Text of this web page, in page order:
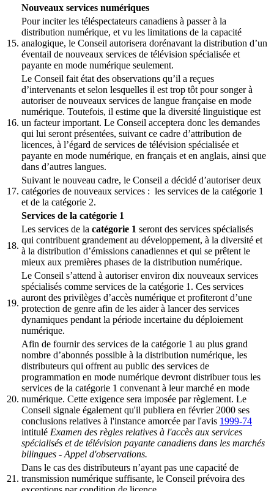
Nouveaux services numériques
15.
Pour inciter les téléspectateurs canadiens à passer à la
distribution numérique, et vu les limitations de la capacité
analogique, le Conseil autorisera dorénavant la distribution d’un
éventail de nouveaux services de télévision spécialisée et
payante en mode numérique seulement.
16.
Le Conseil fait état des observations qu’il a reçues
d’intervenants et selon lesquelles il est trop tôt pour songer à
autoriser de nouveaux services de langue française en mode
numérique. Toutefois, il estime que la diversité linguistique est
un facteur important. Le Conseil acceptera donc les demandes
qui lui seront présentées, suivant ce cadre d’attribution de
licences, à l’égard de services de télévision spécialisée et
payante en mode numérique, en français et en anglais, ainsi que
dans d’autres langues.
17.
Suivant le nouveau cadre, le Conseil a décidé d’autoriser deux
catégories de nouveaux services : les services de la catégorie 1
et de la catégorie 2.
Services de la catégorie 1
18.
Les services de la catégorie 1 seront des services spécialisés
qui contribuent grandement au développement, à la diversité et
à la distribution d’émissions canadiennes et qui se prêtent le
mieux aux premières phases de la distribution numérique.
19.
Le Conseil s’attend à autoriser environ dix nouveaux services
spécialisés comme services de la catégorie 1. Ces services
auront des privilèges d’accès numérique et profiteront d’une
protection de genre afin de les aider à lancer des services
dynamiques pendant la période incertaine du déploiement
numérique.
20.
Afin de fournir des services de la catégorie 1 au plus grand
nombre d’abonnés possible à la distribution numérique, les
distributeurs qui offrent au public des services de
programmation en mode numérique devront distribuer tous les
services de la catégorie 1 convenant à leur marché en mode
numérique. Cette exigence sera imposée par règlement. Le
Conseil signale également qu'il publiera en février 2000 ses
conclusions relatives à l'instance amorcée par l'avis 1999-74
intitulé Examen des règles relatives à l'accès aux services
spécialisés et de télévision payante canadiens dans les marchés
bilingues - Appel d'observations.
21.
Dans le cas des distributeurs n’ayant pas une capacité de
transmission numérique suffisante, le Conseil prévoira des